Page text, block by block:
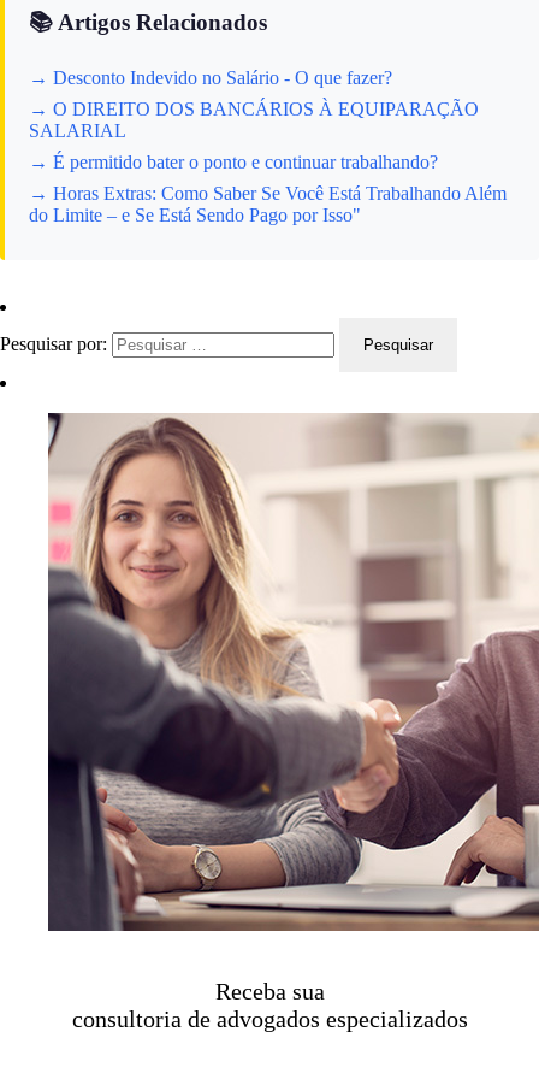
📚 Artigos Relacionados
→ Desconto Indevido no Salário - O que fazer?
→ O DIREITO DOS BANCÁRIOS À EQUIPARAÇÃO
SALARIAL
→ É permitido bater o ponto e continuar trabalhando?
→ Horas Extras: Como Saber Se Você Está Trabalhando Além
do Limite – e Se Está Sendo Pago por Isso"
Pesquisar por:
Receba sua
consultoria de advogados especializados